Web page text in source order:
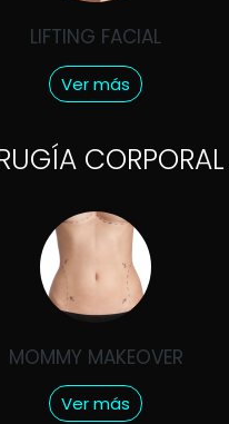
LIFTING FACIAL
Ver más
CORPORAL
MOMMY MAKEOVER
Ver más